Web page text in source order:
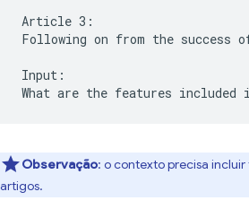
Article 3:
Following on from the success
Input:
Observação: o contexto precisa
artigos.